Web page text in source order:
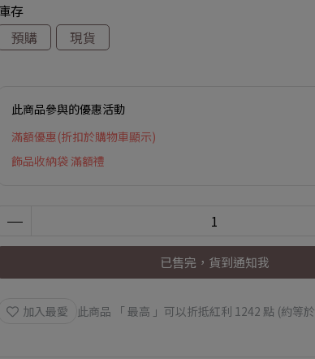
存
預購
現貨
此商品參與的優惠活動
滿額優惠(折扣於購物車顯示)
飾品收納袋 滿額禮
已售完，貨到通知我
加入最愛 此商品 「 最高 」可以折抵紅利 1242 點 (約等於